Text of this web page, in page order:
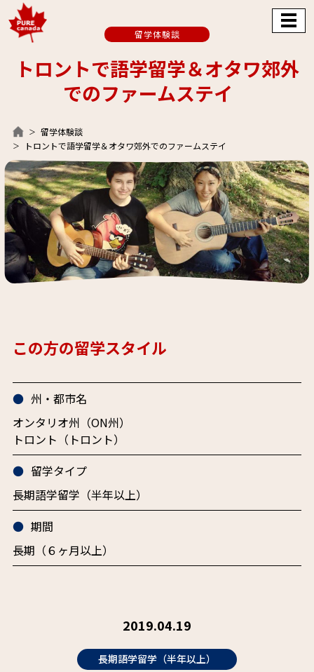
トロントで語学留学＆オタワ郊外
でのファームステイ
留学体験談
トロントで語学留学＆オタワ郊外でのファームステイ
留学体験談
この方の留学スタイル
州・都市名
オンタリオ州（ON州）
トロント（トロント）
留学タイプ
長期語学留学（半年以上）
期間
長期（６ヶ月以上）
2019.04.19
長期語学留学（半年以上）